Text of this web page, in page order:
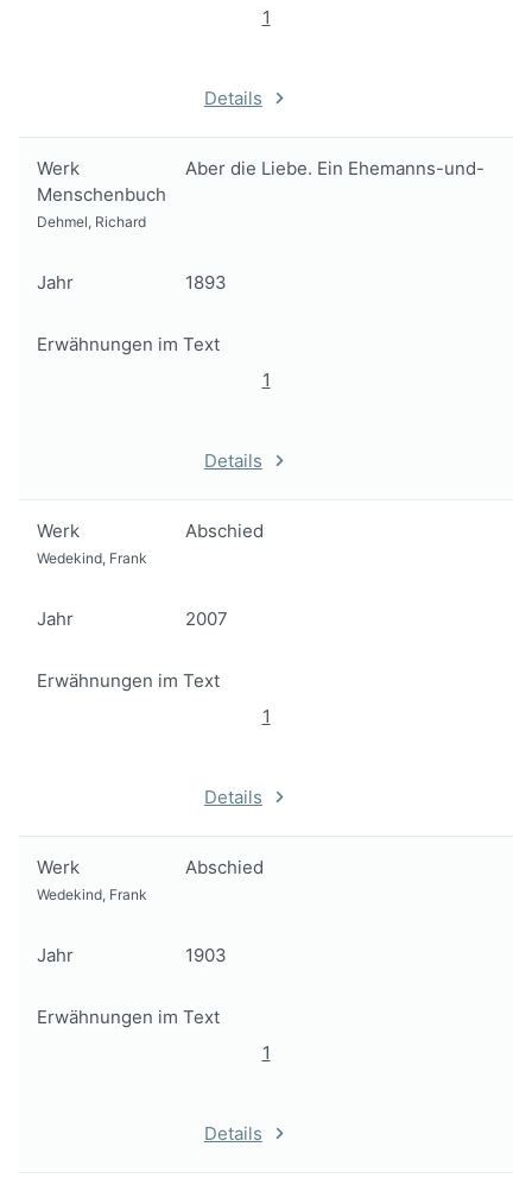
1
Details
Werk
Aber die Liebe. Ein Ehemanns-und-
Menschenbuch
Dehmel, Richard
Jahr 1893
Erwähnungen im Text
1
Details
Werk Abschied
Wedekind, Frank
Jahr 2007
Erwähnungen im Text
1
Details
Werk Abschied
Wedekind, Frank
Jahr 1903
Erwähnungen im Text
1
Details